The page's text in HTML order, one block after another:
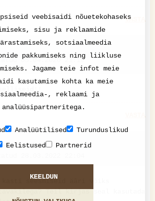
VASTA
05.04.2020 21:19
selliseid!!
kasti seesmiseid äâri vôiks
tavakilega? Teil kirjas seal kasutada
veebisaidi nõuetekohaseks
sisu ja reklaamide
sotsiaalmeedia
pakkumiseks ning liikluse
Jagame teie infot meie
kasutamise kohta ka meie
, reklaami ja
analüüsipartneritega.
Analüütilised
Turunduslikud
Eelistused
Partnerid
KEELDUN